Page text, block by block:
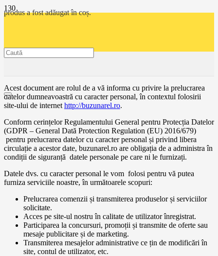
produsa fost adăugat în coș.
Acest document are rolul de a vă informa cu privire la prelucrarea
datelor dumneavoastră cu caracter personal, în contextul folosirii
site-ului de internet http://buzunarel.ro.
Conform cerințelor Regulamentului General pentru Protecția Datelor
(GDPR – General Dată Protection Regulation (EU) 2016/679)
pentru prelucrarea datelor cu caracter personal și privind libera
circulație a acestor date, buzunarel.ro are obligația de a administra în
condiții de siguranță datele personale pe care ni le furnizați.
Datele dvs. cu caracter personal le vom folosi pentru vă putea
furniza serviciile noastre, în următoarele scopuri:
Prelucrarea comenzii și transmiterea produselor și serviciilor
solicitate.
Acces pe site-ul nostru în calitate de utilizator înregistrat.
Participarea la concursuri, promoții și transmite de oferte sau
mesaje publicitare și de marketing.
Transmiterea mesajelor administrative ce țin de modificări în
site, contul de utilizator, etc.